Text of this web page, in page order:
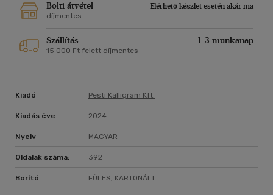
Bolti átvétel
Elérhető készlet esetén akár ma
díjmentes
Szállítás 1-3 munkanap
15 000 Ft felett díjmentes
Kiadó Pesti Kalligram Kft.
Kiadás éve 2024
Nyelv MAGYAR
Oldalak száma: 392
Borító FÜLES, KARTONÁLT